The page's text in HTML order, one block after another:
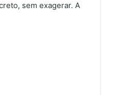
sem exagerar. A